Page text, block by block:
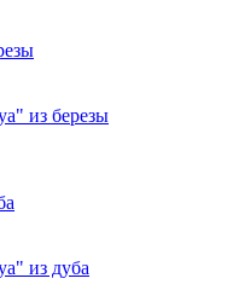
из березы
из дуба